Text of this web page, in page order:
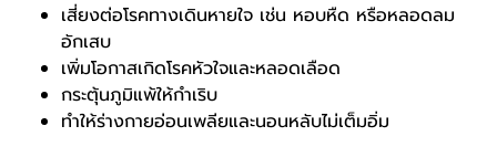
เสี่ยงต่อโรคทางเดินหายใจ เช่น หอบหืด หรือหลอดลม
อักเสบ
เพิ่มโอกาสเกิดโรคหัวใจและหลอดเลือด
กระตุ้นภูมิแพ้ให้กำเริบ
ทำให้ร่างกายอ่อนเพลียและนอนหลับไม่เต็มอิ่ม